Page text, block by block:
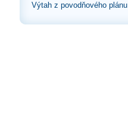
Výtah z povodňového plánu